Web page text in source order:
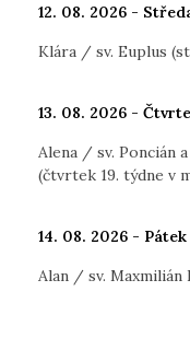
12. 08. 2026 -
Klára / sv. Euplus
13. 08. 2026 -
Alena / sv. Poncián
(čtvrtek 19. týdne v
14. 08. 2026 - Pátek
Alan / sv. Maxmilián